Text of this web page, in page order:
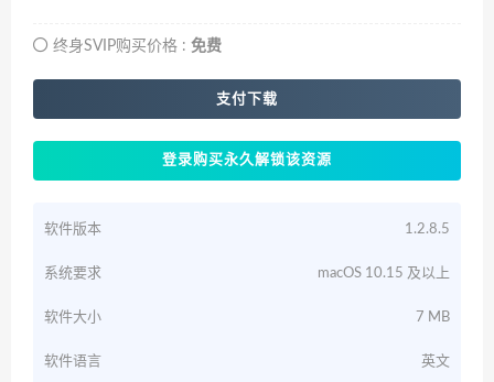
终身SVIP购买价格 : 免费
支付下载
登录购买永久解锁该资源
软件版本 1.2.8.5
系统要求 macOS 10.15 及以上
软件大小 7 MB
软件语言 英文